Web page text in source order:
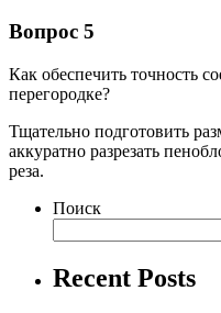
Вопрос 5
Как обеспечить точность
перегородке?
Тщательно подготовить
аккуратно разрезать
реза.
Поиск
Recent Posts